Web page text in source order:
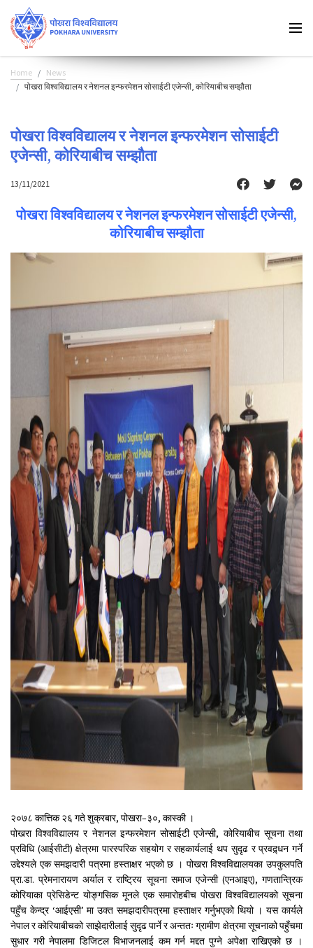
Home
News
पोखरा विश्वविद्यालय र नेशनल इन्फरमेशन सोसाईटी एजेन्सी, कोरियाबीच सम्झौता
पोखरा विश्वविद्यालय र नेशनल इन्फरमेशन सोसाईटी
एजेन्सी, कोरियाबीच सम्झौता
13/11/2021
पोखरा विश्वविद्यालय र नेशनल इन्फरमेशन सोसाईटी एजेन्सी,
कोरियाबीच सम्झौता
२०७८ कात्तिक २६ गते शुक्रबार, पोखरा–३०, कास्की ।
पोखरा विश्वविद्यालय र नेशनल इन्फरमेशन सोसाईटी एजेन्सी, कोरियाबीच सूचना तथा
प्रविधि (आईसीटी) क्षेत्रमा पारस्परिक सहयोग र सहकार्यलाई थप सुदृढ र प्रवद्र्धन गर्ने
उद्देश्यले एक समझदारी पत्रमा हस्ताक्षर भएको छ । पोखरा विश्वविद्यालयका उपकुलपति
प्रा.डा. प्रेमनारायण अर्याल र राष्ट्रिय सूचना समाज एजेन्सी (एनआइए), गणतान्त्रिक
कोरियाका प्रेसिडेन्ट योङ्गसिक मूनले एक समारोहबीच पोखरा विश्वविद्यालयको सूचना
पहुँच केन्द्र ‘आईएसी’ मा उक्त समझदारीपत्रमा हस्ताक्षर गर्नुभएको थियो । यस कार्यले
नेपाल र कोरियाबीचको साझेदारीलाई सुदृढ पार्ने र अन्ततः ग्रामीण क्षेत्रमा सूचनाको पहुँचमा
सुधार गरी नेपालमा डिजिटल विभाजनलाई कम गर्न मद्दत पुग्ने अपेक्षा राखिएको छ ।